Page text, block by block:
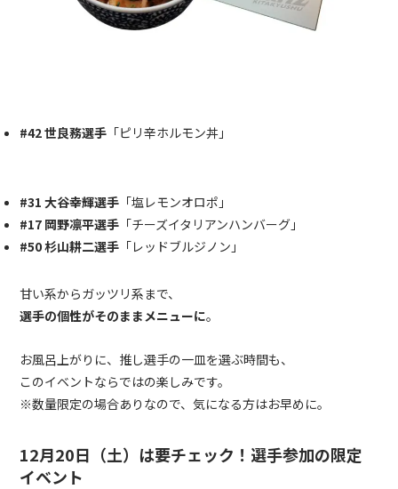
#42 世良務選手 「ピリ辛ホルモン丼」
#31 大谷幸輝選手 「塩レモンオロポ」
#17 岡野凛平選手 「チーズイタリアンハンバーグ」
#50 杉山耕二選手 「レッドブルジノン」
甘い系からガッツリ系まで、
選手の個性がそのままメニューに。
お風呂上がりに、推し選手の一皿を選ぶ時間も、
このイベントならではの楽しみです。
※数量限定の場合ありなので、気になる方はお早めに。
12月20日（土）は要チェック！選手参加の限定
イベント